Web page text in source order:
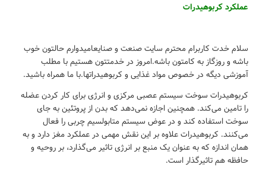
عملکرد کربوهیدرات
سلام خدت کاربرام محترم سایت صنعت و صنایعامیدوارم حالتون خوب
باشه و روزگاز به کامتون باشه.امروز در خدمتتون هستیم با مطلب
آموزشی دیگه در خصوص مواد غذایی و کربوهیدراتها.با ما همراه باشید.
کربوهیدرات سوخت سیستم عصبی مرکزی و انرژی برای کار کردن عضله
را تامین می‌کند. همچنین اجازه نمی‌دهد که بدن از پروتئین به جای
سوخت استفاده کند و در عوض سیستم متابولسیم چربی را فعال
می‌‌کنند. کربوهیدرات علاوه بر این نقش مهمی در عملکرد مغز دارد و به
همان اندازه که به عنوان یک منبع بر انرژی تاثیر می‌گذارد، بر روحیه و
حافظه هم تاثیرگذار است.